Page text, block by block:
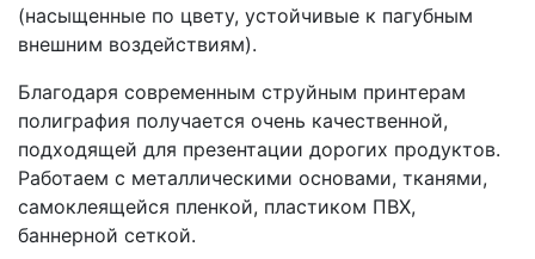
(насыщенные по цвету, устойчивые к пагубным
внешним воздействиям).
Благодаря современным струйным принтерам
полиграфия получается очень качественной,
подходящей для презентации дорогих продуктов.
Работаем с металлическими основами, тканями,
самоклеящейся пленкой, пластиком ПВХ,
баннерной сеткой.